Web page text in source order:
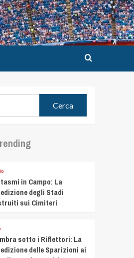
in Campo: La
degli Stadi
sui Cimiteri
sotto i Riflettori: La
delle Sparizioni ai